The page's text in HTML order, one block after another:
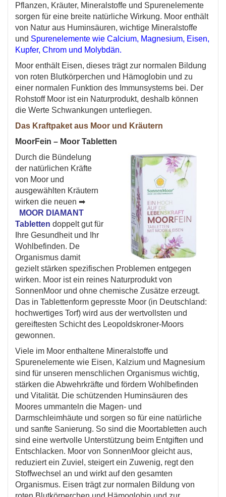
Pflanzen, Kräuter, Mineralstoffe und Spurenelemente
sorgen für eine breite natürliche Wirkung. Moor enthält
von Natur aus Huminsäuren, wichtige Mineralstoffe
und Spurenelemente wie Calcium, Magnesium, Eisen,
Kupfer, Chrom und Molybdän.
Moor enthält Eisen, dieses trägt zur normalen Bildung
von roten Blutkörperchen und Hämoglobin und zu
einer normalen Funktion des Immunsystems bei. Der
Rohstoff Moor ist ein Naturprodukt, deshalb können
die Werte Schwankungen unterliegen.
Das Kraftpaket aus Moor und Kräutern
MoorFein – Moor Tabletten
Durch die Bündelung
der natürlichen Kräfte
von Moor und
ausgewählten Kräutern
wirken die neuen ➡
MOOR DIAMANT
Tabletten doppelt gut für
Ihre Gesundheit und Ihr
Wohlbefinden. De
Organismus damit
gezielt stärken spezifischen Problemen entgegen
wirken. Moor ist ein reines Naturprodukt von
SonnenMoor und ohne chemische Zusätze erzeugt.
Das in Tablettenform gepresste Moor (in Deutschland:
hochwertiges Torf) wird aus der wertvollsten und
gereiftesten Schicht des Leopoldskroner-Moors
gewonnen.
Viele im Moor enthaltene Mineralstoffe und
Spurenelemente wie Eisen, Kalzium und Magnesium
sind für unseren menschlichen Organismus wichtig,
stärken die Abwehrkräfte und fördern Wohlbefinden
und Vitalität. Die schützenden Huminsäuren des
Moores ummanteln die Magen- und
Darmschleimhäute und sorgen so für eine natürliche
und sanfte Sanierung. So sind die Moortabletten auch
sind eine wertvolle Unterstützung beim Entgiften und
Entschlacken. Moor von SonnenMoor gleicht aus,
reduziert ein Zuviel, steigert ein Zuwenig, regt den
Stoffwechsel an und wirkt auf den gesamten
Organismus. Eisen trägt zur normalen Bildung von